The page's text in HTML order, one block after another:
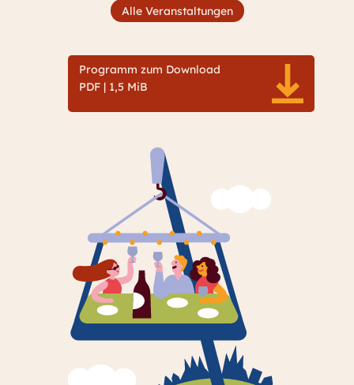
Alle Veranstaltungen
Programm zum Download
PDF | 1,5 MiB